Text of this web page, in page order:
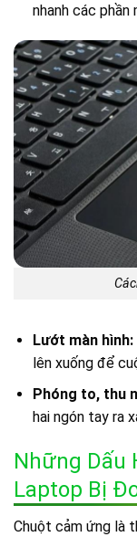
nhanh các phần
Lướt màn hình:
lên xuống để
Phóng to, thu
hai ngón tay ra
Những Dấu
Laptop Bị
Chuột cảm ứng là